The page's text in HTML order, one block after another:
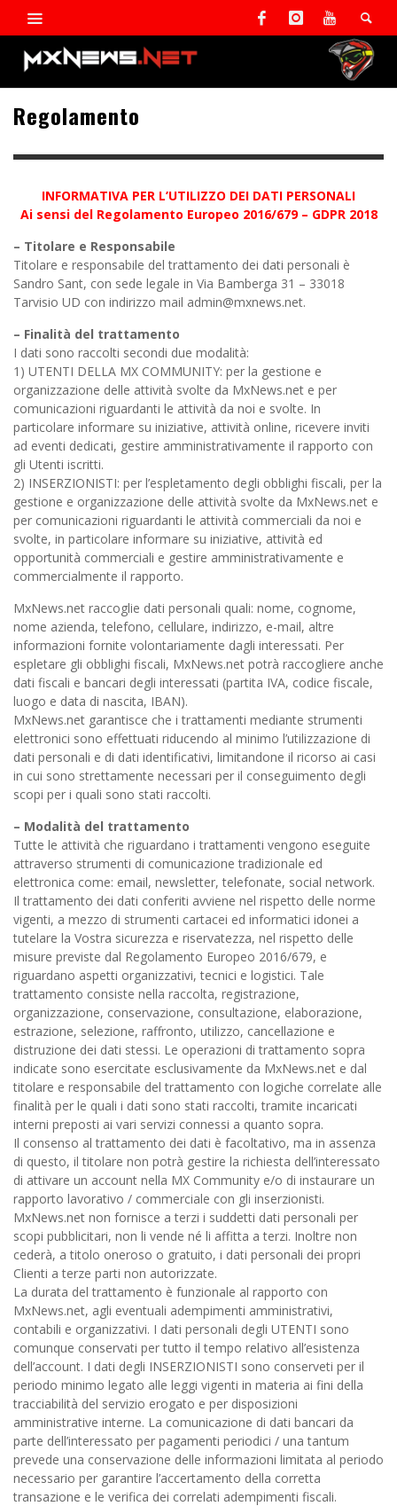
Regolamento
INFORMATIVA PER L’UTILIZZO DEI DATI PERSONALI
Ai sensi del Regolamento Europeo 2016/679 – GDPR 2018
– Titolare e Responsabile
Titolare e responsabile del trattamento dei dati personali è
Sandro Sant, con sede legale in Via Bamberga 31 – 33018
Tarvisio UD con indirizzo mail admin@mxnews.net.
– Finalità del trattamento
I dati sono raccolti secondi due modalità:
1) UTENTI DELLA MX COMMUNITY: per la gestione e
organizzazione delle attività svolte da MxNews.net e per
comunicazioni riguardanti le attività da noi e svolte. In
particolare informare su iniziative, attività online, ricevere inviti
ad eventi dedicati, gestire amministrativamente il rapporto con
gli Utenti iscritti.
2) INSERZIONISTI: per l’espletamento degli obblighi fiscali, per la
gestione e organizzazione delle attività svolte da MxNews.net e
per comunicazioni riguardanti le attività commerciali da noi e
svolte, in particolare informare su iniziative, attività ed
opportunità commerciali e gestire amministrativamente e
commercialmente il rapporto.
MxNews.net raccoglie dati personali quali: nome, cognome,
nome azienda, telefono, cellulare, indirizzo, e-mail, altre
informazioni fornite volontariamente dagli interessati. Per
espletare gli obblighi fiscali, MxNews.net potrà raccogliere anche
dati fiscali e bancari degli interessati (partita IVA, codice fiscale,
luogo e data di nascita, IBAN).
MxNews.net garantisce che i trattamenti mediante strumenti
elettronici sono effettuati riducendo al minimo l’utilizzazione di
dati personali e di dati identificativi, limitandone il ricorso ai casi
in cui sono strettamente necessari per il conseguimento degli
scopi per i quali sono stati raccolti.
– Modalità del trattamento
Tutte le attività che riguardano i trattamenti vengono eseguite
attraverso strumenti di comunicazione tradizionale ed
elettronica come: email, newsletter, telefonate, social network.
Il trattamento dei dati conferiti avviene nel rispetto delle norme
vigenti, a mezzo di strumenti cartacei ed informatici idonei a
tutelare la Vostra sicurezza e riservatezza, nel rispetto delle
misure previste dal Regolamento Europeo 2016/679, e
riguardano aspetti organizzativi, tecnici e logistici. Tale
trattamento consiste nella raccolta, registrazione,
organizzazione, conservazione, consultazione, elaborazione,
estrazione, selezione, raffronto, utilizzo, cancellazione e
distruzione dei dati stessi. Le operazioni di trattamento sopra
indicate sono esercitate esclusivamente da MxNews.net e dal
titolare e responsabile del trattamento con logiche correlate alle
finalità per le quali i dati sono stati raccolti, tramite incaricati
interni preposti ai vari servizi connessi a quanto sopra.
Il consenso al trattamento dei dati è facoltativo, ma in assenza
di questo, il titolare non potrà gestire la richiesta dell’interessato
di attivare un account nella MX Community e/o di instaurare un
rapporto lavorativo / commerciale con gli inserzionisti.
MxNews.net non fornisce a terzi i suddetti dati personali per
scopi pubblicitari, non li vende né li affitta a terzi. Inoltre non
cederà, a titolo oneroso o gratuito, i dati personali dei propri
Clienti a terze parti non autorizzate.
La durata del trattamento è funzionale al rapporto con
MxNews.net, agli eventuali adempimenti amministrativi,
contabili e organizzativi. I dati personali degli UTENTI sono
comunque conservati per tutto il tempo relativo all’esistenza
dell’account. I dati degli INSERZIONISTI sono conserveti per il
periodo minimo legato alle leggi vigenti in materia ai fini della
tracciabilità del servizio erogato e per disposizioni
amministrative interne. La comunicazione di dati bancari da
parte dell’interessato per pagamenti periodici / una tantum
prevede una conservazione delle informazioni limitata al periodo
necessario per garantire l’accertamento della corretta
transazione e le verifica dei correlati adempimenti fiscali.